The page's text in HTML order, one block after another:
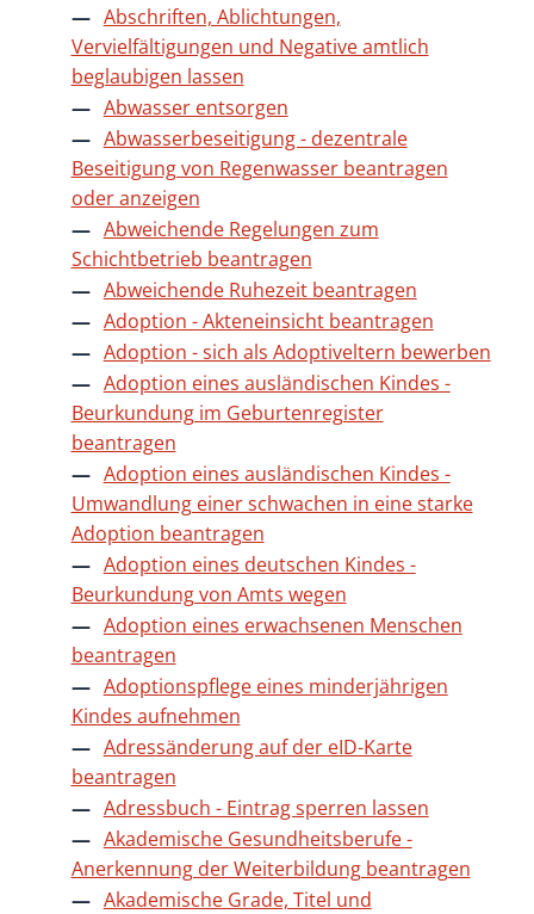
Abschriften, Ablichtungen,
Vervielfältigungen und Negative amtlich
beglaubigen lassen
Abwasser entsorgen
Abwasserbeseitigung - dezentrale
Beseitigung von Regenwasser beantragen
oder anzeigen
Abweichende Regelungen zum
Schichtbetrieb beantragen
Abweichende Ruhezeit beantragen
Adoption - Akteneinsicht beantragen
Adoption - sich als Adoptiveltern bewerben
Adoption eines ausländischen Kindes -
Beurkundung im Geburtenregister
beantragen
Adoption eines ausländischen Kindes -
Umwandlung einer schwachen in eine starke
Adoption beantragen
Adoption eines deutschen Kindes -
Beurkundung von Amts wegen
Adoption eines erwachsenen Menschen
beantragen
Adoptionspflege eines minderjährigen
Kindes aufnehmen
Adressänderung auf der eID-Karte
beantragen
Adressbuch - Eintrag sperren lassen
Akademische Gesundheitsberufe -
Anerkennung der Weiterbildung beantragen
Akademische Grade, Titel und